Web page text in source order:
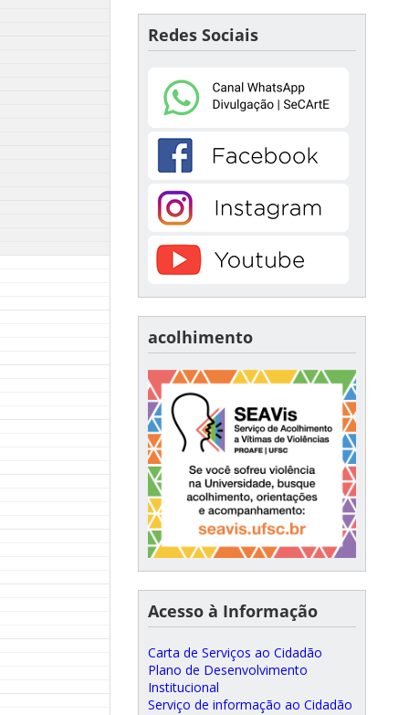
Redes Sociais
acolhimento
Acesso à Informação
Carta de Serviços ao Cidadão
Plano de Desenvolvimento
Institucional
Serviço de informação ao Cidadão